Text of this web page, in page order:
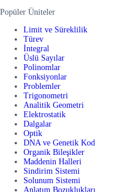
Popüler Üniteler
Limit ve Süreklilik
Türev
İntegral
Üslü Sayılar
Polinomlar
Fonksiyonlar
Problemler
Trigonometri
Analitik Geometri
Elektrostatik
Dalgalar
Optik
DNA ve Genetik Kod
Organik Bileşikler
Maddenin Halleri
Sindirim Sistemi
Solunum Sistemi
Anlatım Bozuklukları